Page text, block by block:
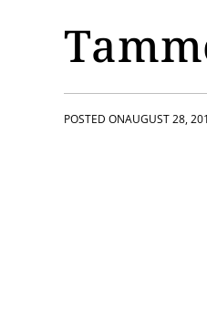
POSTED ONAUGUST 28,